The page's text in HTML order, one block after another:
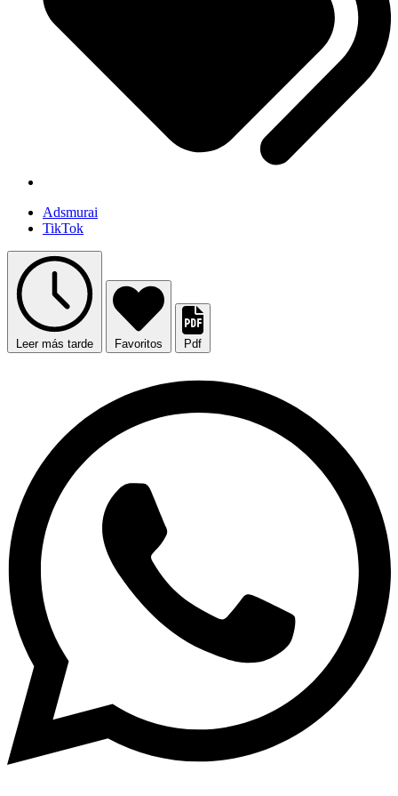
Adsmurai
TikTok
Leer más tarde Favoritos Pdf